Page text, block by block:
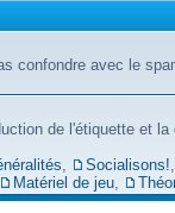
confondre avec le
de l'étiquette et la
, Socialisons!,
Matériel de jeu,